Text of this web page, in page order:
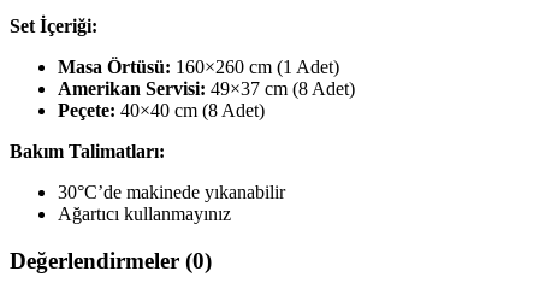
Set İçeriği:
Masa Örtüsü: 160×260 cm (1 Adet)
Amerikan Servisi: 49×37 cm (8 Adet)
Peçete: 40×40 cm (8 Adet)
Bakım Talimatları:
30°C’de makinede yıkanabilir
Ağartıcı kullanmayınız
Değerlendirmeler (0)